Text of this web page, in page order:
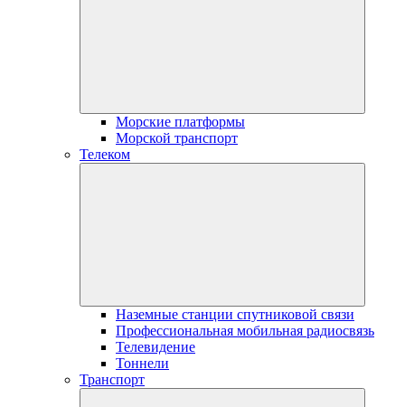
Морские платформы
Морской транспорт
Телеком
Наземные станции спутниковой связи
Профессиональная мобильная радиосвязь
Телевидение
Тоннели
Транспорт